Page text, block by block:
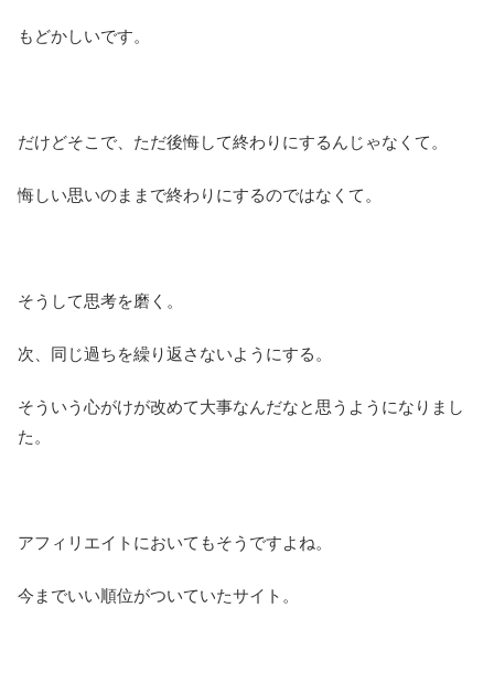
もどかしいです。
だけどそこで、ただ後悔して終わりにするんじゃなくて。
悔しい思いのままで終わりにするのではなくて。
そうして思考を磨く。
次、同じ過ちを繰り返さないようにする。
そういう心がけが改めて大事なんだなと思うようになりまし
た。
アフィリエイトにおいてもそうですよね。
今までいい順位がついていたサイト。